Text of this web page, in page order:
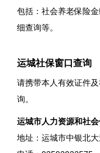
包括：社会养老保险
细查询等。
运城社保窗口查询
请携带本人有效证件
询。
运城市人力资源和社
地址：运城市中银北